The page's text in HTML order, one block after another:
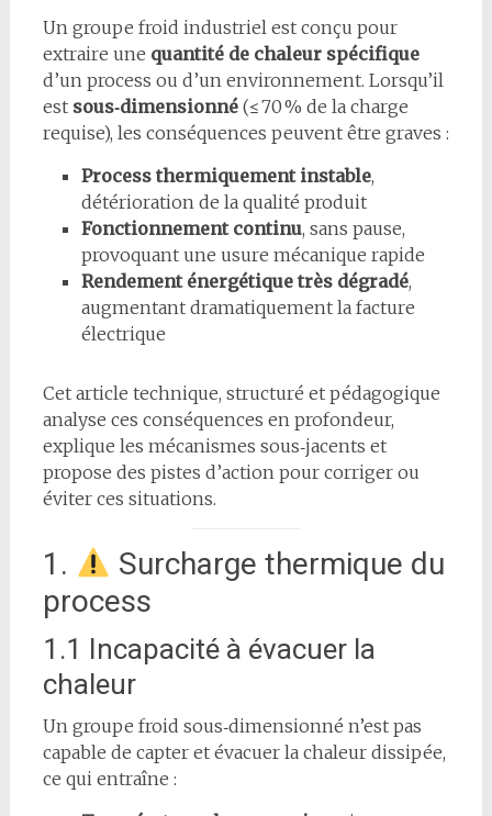
Un groupe froid industriel est conçu pour
extraire une quantité de chaleur spécifique
d’un process ou d’un environnement. Lorsqu’il
est sous‑dimensionné(≤ 70 % de la charge
requise), les conséquences peuvent être graves :
Process thermiquement instable,
détérioration de la qualité produit
Fonctionnement continu, sans pause,
provoquant une usure mécanique rapide
Rendement énergétique très dégradé,
augmentant dramatiquement la facture
électrique
Cet article technique, structuré et pédagogique
analyse ces conséquences en profondeur,
explique les mécanismes sous‑jacents et
propose des pistes d’action pour corriger ou
éviter ces situations.
1.
Surcharge thermique du
process
1.1 Incapacité à évacuer la
chaleur
Un groupe froid sous‑dimensionné n’est pas
capable de capter et évacuer la chaleur dissipée,
ce qui entraîne :